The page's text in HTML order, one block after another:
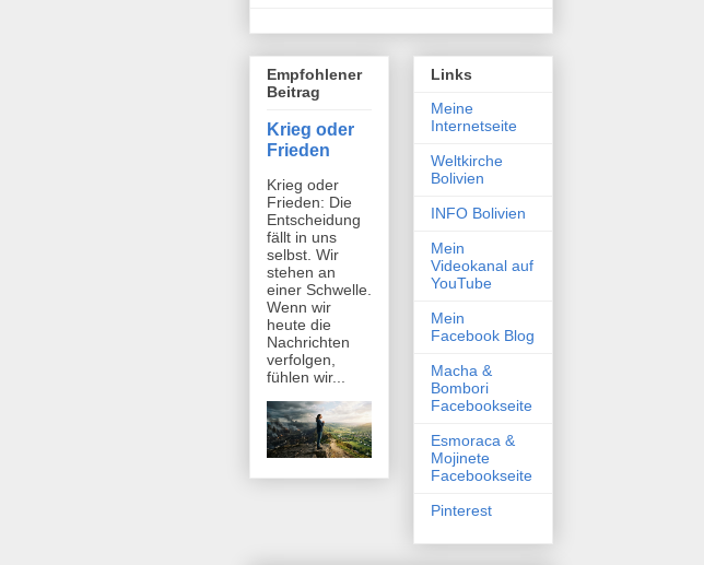
Empfohlener
Beitrag
Krieg oder
Frieden
Krieg oder
Frieden: Die
Entscheidung
fällt in uns
selbst. Wir
stehen an
einer Schwelle.
Wenn wir
heute die
Nachrichten
verfolgen,
fühlen wir...
Links
Meine
Internetseite
Weltkirche
Bolivien
INFO Bolivien
Mein
Videokanal auf
YouTube
Mein
Facebook Blog
Macha &
Bombori
Facebookseite
Esmoraca &
Mojinete
Facebookseite
Pinterest